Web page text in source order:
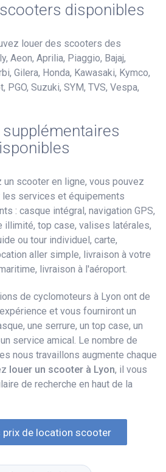
disponibles
louer des scooters des
Aeon, Aprilia, Piaggio, Bajaj,
Gilera, Honda, Kawasaki, Kymco,
PGO, Suzuki, SYM, TVS, Vespa,
scooter en ligne, vous pouvez
les services et équipements
: casque intégral, navigation GPS,
illimité, top case, valises latérales,
ou tour individuel, carte,
aller simple, livraison à votre
livraison à l'aéroport.
de cyclomoteurs à Lyon ont de
et vous fourniront un
une serrure, un top case, un
service amical. Le nombre de
nous travaillons augmente chaque
louer un scooter à Lyon, il vous
de recherche en haut de la
prix de location scooter